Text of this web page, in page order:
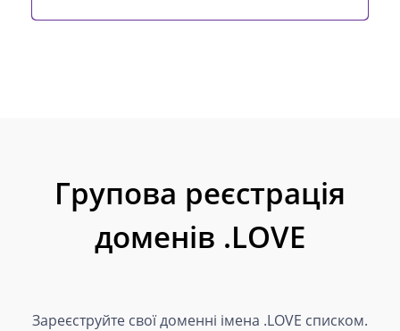
Групова реєстрація
доменів .LOVE
Зареєструйте свої доменні імена .LOVE списком.